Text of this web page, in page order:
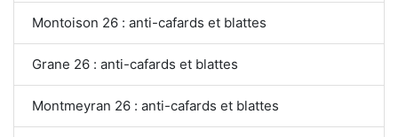
Montoison 26 : anti-cafards et blattes
Grane 26 : anti-cafards et blattes
Montmeyran 26 : anti-cafards et blattes